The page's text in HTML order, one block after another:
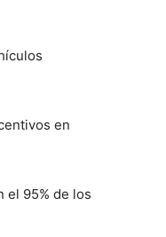
en
el 95% de los